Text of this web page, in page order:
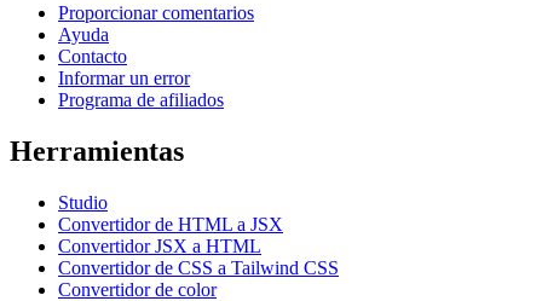
Proporcionar comentarios
Ayuda
Contacto
Informar un error
Programa de afiliados
Herramientas
Studio
Convertidor de HTML a JSX
Convertidor JSX a HTML
Convertidor de CSS a Tailwind CSS
Convertidor de color